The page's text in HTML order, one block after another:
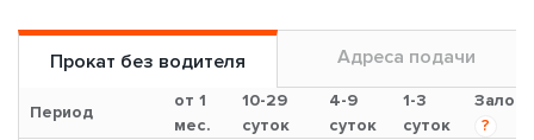
Прокат без водителя Адреса подачи
Период
от 1
мес.
10-29
суток
4-9
суток
1-3
суток
Залог
?